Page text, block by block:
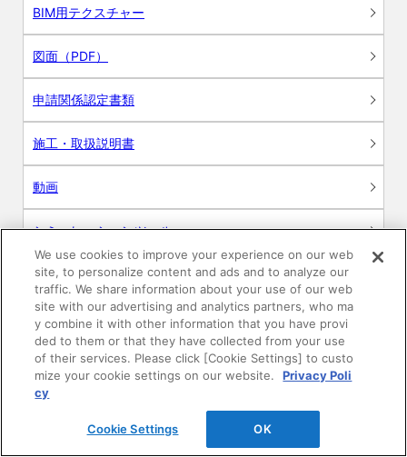
BIM用テクスチャー
図面（PDF）
申請関係認定書類
施工・取扱説明書
動画
シミュレーションツール
24時間換気システム〈エアスマート〉
簡易設計見積ソフト
R&Dセンター環境測定・分析サービス
商品マスター申し込み
We use cookies to improve your experience on our web
site, to personalize content and ads and to analyze our
traffic. We share information about your use of our web
site with our advertising and analytics partners, who ma
y combine it with other information that you have provi
ded to them or that they have collected from your use
of their services. Please click [Cookie Settings] to custo
mize your cookie settings on our website.
Privacy Poli
cy
Cookie Settings OK